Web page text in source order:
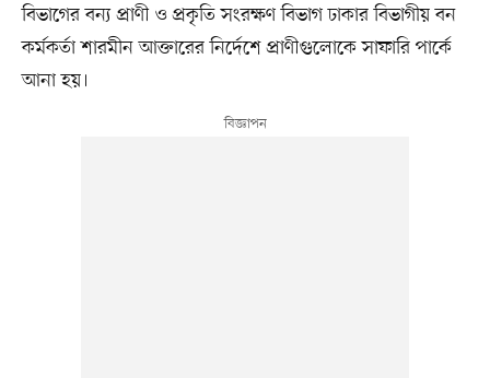
বিভাগের বন্য প্রাণী ও প্রকৃতি সংরক্ষণ বিভাগ ঢাকার বিভাগীয় বন
কর্মকর্তা শারমীন আক্তারের নির্দেশে প্রাণীগুলোকে সাফারি পার্কে
আনা হয়।